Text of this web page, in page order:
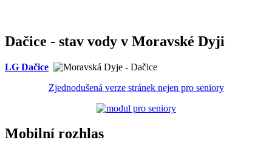
Dačice - stav vody v Moravské Dyji
LG Dačice
Zjednodušená verze stránek nejen pro seniory
Mobilní rozhlas